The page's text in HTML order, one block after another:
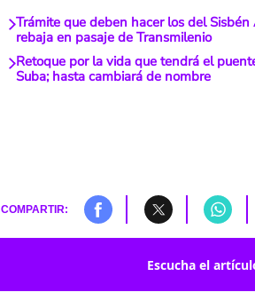
Trámite que deben hacer los del
rebaja en pasaje de Transmilenio
Retoque por la vida que tendrá el
Suba; hasta cambiará de nombre
COMPARTIR:
Escucha el